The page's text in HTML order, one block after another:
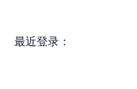
最近登录：